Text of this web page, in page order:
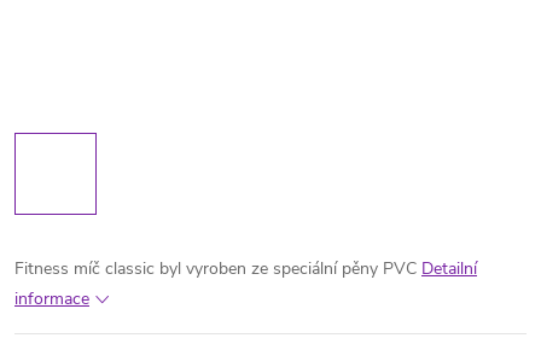
Fitness míč classic byl vyroben ze speciální pěny PVC Detailní
informace